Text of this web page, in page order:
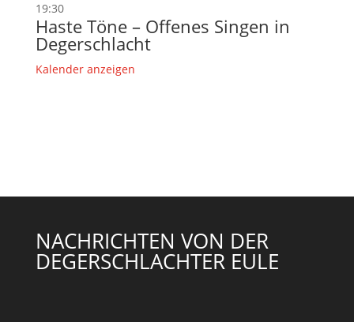
19:30
Haste Töne – Offenes Singen in
Degerschlacht
Kalender anzeigen
NACHRICHTEN VON DER
DEGERSCHLACHTER EULE